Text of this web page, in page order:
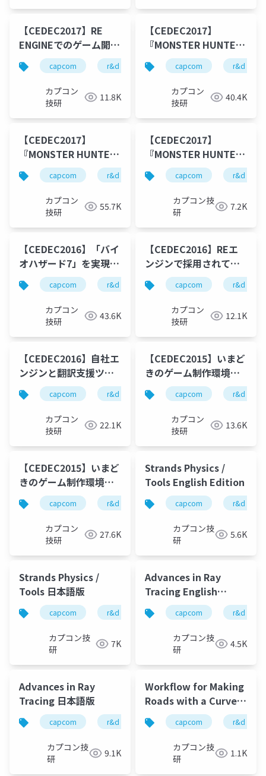
【CEDEC2017】RE
ENGINEでのゲーム開発
を支えるMacro(Plug-
in)機能の紹介
capcom r&d カプコン カプコン技研
カプコン
技研
11.8K
【CEDEC2017】
『MONSTER HUNTER
WORLD』のレンダリン
グ技術とGPU最適化の
紹介(後半)
capcom r&d
カプコン
技研
40.4K
【CEDEC2017】
『MONSTER HUNTER
WORLD』のレンダリン
グ技術とGPU最適化の
紹介(前半)
capcom r&d カプコン カプコン技研
カプコン
技研
55.7K
【CEDEC2017】
『MONSTER HUNTER
WORLD』における、製
品クオリティを最大化
するテクニカルディレ
クションと、エンジニ
アの能力を引き出すマ
capcom r&d
カプコン技
研
7.2K
【CEDEC2016】「バイ
オハザード7」を実現す
るレンダリング技術
capcom r&d カプコン カプコン技研
カプコン
技研
43.6K
【CEDEC2016】REエ
ンジンで採用されてい
るアセット変換の仕組
みとキャッシュ共有に
ついて
capcom r&d
カプコン
技研
12.1K
【CEDEC2016】自社エ
ンジンと翻訳支援ツー
ル「XLOC」を連携させ
たテキスト管理システ
ムとその運用事例の紹
capcom r&d カプコン カプコン技研
カプコン
技研
22.1K
【CEDEC2015】いまど
きのゲーム制作環境：
エディター群とそのバ
ックエンド、開発スタ
ッフ間のコミュニケー
ションの具体的な方法
解説(後半)
capcom r&d
カプコン
技研
13.6K
【CEDEC2015】いまど
きのゲーム制作環境：
エディター群とそのバ
ックエンド、開発スタ
ッフ間のコミュニケー
ションの具体的な方法
解説(前半)
capcom r&d カプコン カプコン技研
カプコン
技研
27.6K
Strands Physics /
Tools English Edition
capcom r&d
カプコン技
研
5.6K
Strands Physics /
Tools 日本語版
capcom r&d カプコン カプコン技研
カプコン技
研
7K
Advances in Ray
Tracing English
Editioncapcom r&d
カプコン技
研
4.5K
Advances in Ray
Tracing 日本語版
capcom r&d カプコン カプコン技研
カプコン技
研
9.1K
Workflow for Making
Roads with a Curve
Editorcapcom r&d
カプコン技
研
1.1K